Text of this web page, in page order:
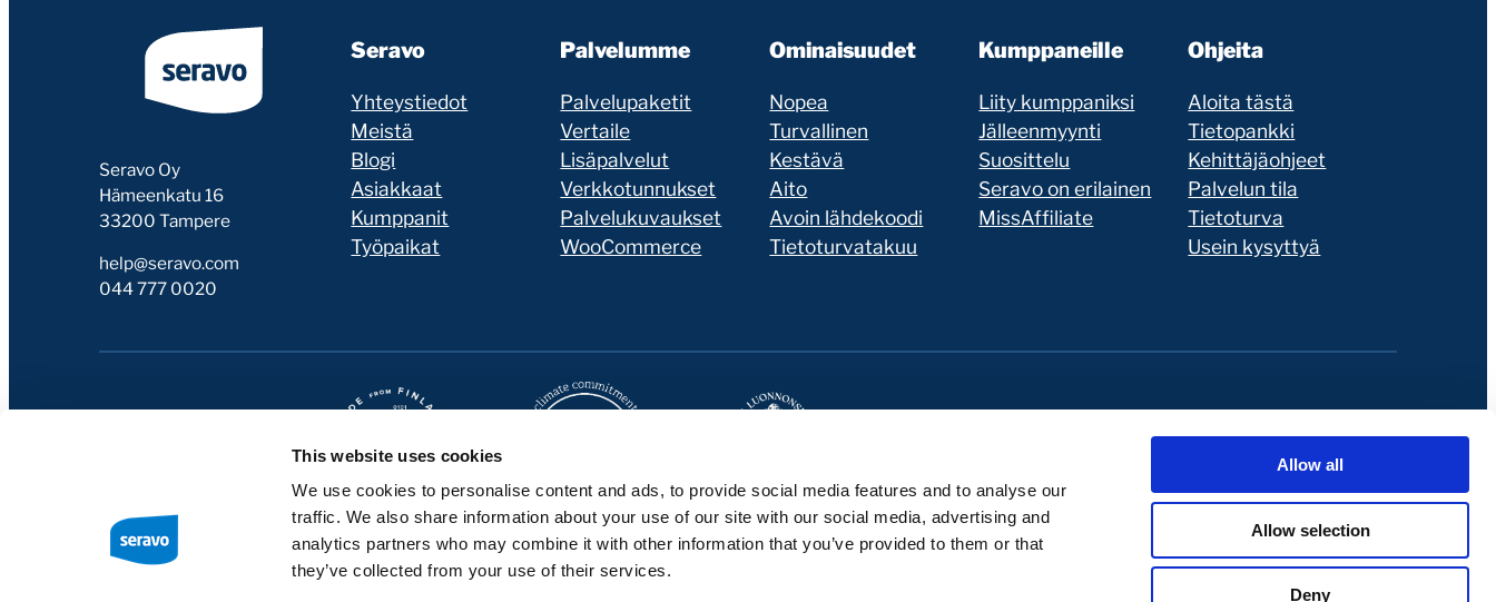
This website uses cookies
We use cookies to personalise content and ads, to provide social media features and to analyse our
traffic. We also share information about your use of our site with our social media, advertising and
analytics partners who may combine it with other information that you’ve provided to them or that
they’ve collected from your use of their services.
Allow all
Allow selection
Deny
Seravo Oy
Hämeenkatu 16
33200 Tampere
help@seravo.com
044 777 0020
Seravo
Yhteystiedot
Meistä
Blogi
Asiakkaat
Kumppanit
Työpaikat
Palvelumme
Palvelupaketit
Vertaile
Lisäpalvelut
Verkkotunnukset
Palvelukuvaukset
WooCommerce
Ominaisuudet
Nopea
Turvallinen
Kestävä
Aito
Avoin lähdekoodi
Tietoturvatakuu
Kumppaneille
Liity kumppaniksi
Jälleenmyynti
Suosittelu
Seravo on erilainen
MissAffiliate
Ohjeita
Aloita tästä
Tietopankki
Kehittäjäohjeet
Palvelun tila
Tietoturva
Usein kysyttyä
Seravo GitHubissa